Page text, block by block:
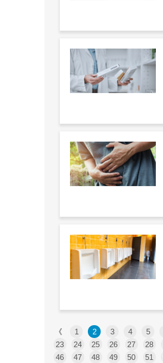
《 1 2 3 4 5
23
24 25 26 27 28
46
47 48 49 50 51